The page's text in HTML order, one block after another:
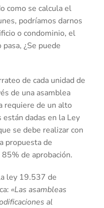
como se calcula el
podríamos darnos
o condominio, el
¿Se puede
de cada unidad de
de una asamblea
requiere de un alto
dadas en la Ley
se debe realizar con
propuesta de
de aprobación.
ley 19.537 de
«Las asambleas
al